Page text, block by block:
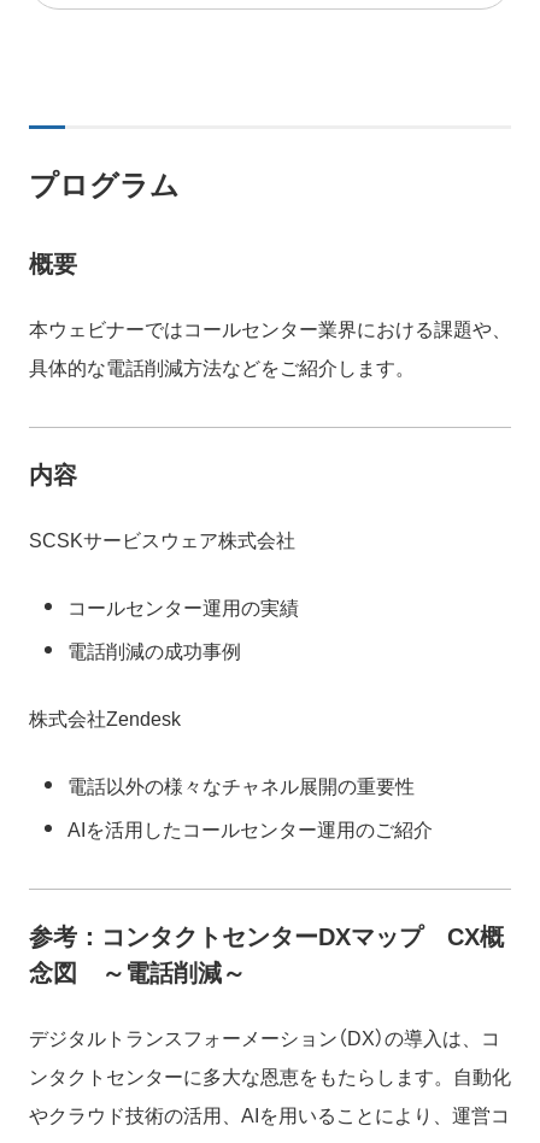
プログラム
概要
本ウェビナーではコールセンター業界における課題や、
具体的な電話削減方法などをご紹介します。
内容
SCSKサービスウェア株式会社
コールセンター運用の実績
電話削減の成功事例
株式会社Zendesk
電話以外の様々なチャネル展開の重要性
AIを活用したコールセンター運用のご紹介
参考：コンタクトセンターDXマップ CX概
念図 ～電話削減～
デジタルトランスフォーメーション（DX）の導入は、コ
ンタクトセンターに多大な恩恵をもたらします。自動化
やクラウド技術の活用、AIを用いることにより、運営コ